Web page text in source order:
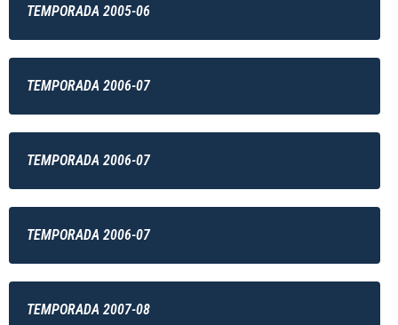
TEMPORADA 2005-06
TEMPORADA 2006-07
TEMPORADA 2006-07
TEMPORADA 2006-07
TEMPORADA 2007-08